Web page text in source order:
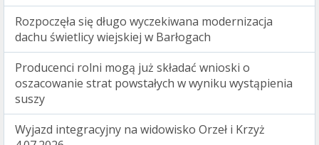
Rozpoczęła się długo wyczekiwana modernizacja
dachu świetlicy wiejskiej w Barłogach
Producenci rolni mogą już składać wnioski o
oszacowanie strat powstałych w wyniku wystąpienia
suszy
Wyjazd integracyjny na widowisko Orzeł i Krzyż